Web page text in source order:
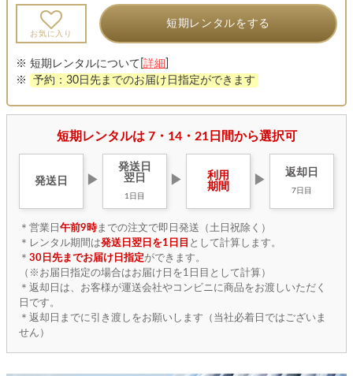
お気に入り
短期レンタルをする
※ 短期レンタルについて[ 詳細
※
予約：30日先までのお届け日指定ができます
短期レンタルは 7・14・21日間から選択可
発送日 ▶
発送日
翌日
1日目
▶
利用
期間
▶
返却日
7日目
＊営業日 午前9時までの注文で即日発送（土日祝除く）
＊レンタル期間は発送日翌日を1日目 として計算します。
＊ 30日先までお届け日指定ができます。
（※お届日指定の場合はお届け日を1日目として計算）
＊返却日は、お客様が運送会社やコンビニに商品をお渡しいただく
日です。
＊返却日までに引き渡しをお願いします（当社必着日ではございま
せん）